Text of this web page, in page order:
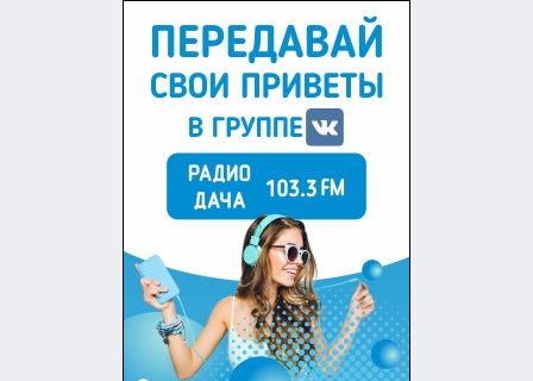
+7 (905) 813-43-61